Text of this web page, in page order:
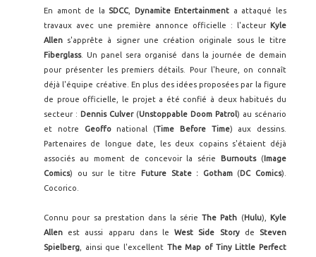
En amont de la SDCC Dynamite Entertainment a attaqué les
travaux avec une première annonce officielle : l'acteur Kyle
Allen s'apprête à signer une création originale sous le titre
Fiberglass. Un panel sera organisé dans la journée de demain
pour présenter les premiers détails. Pour l'heure, on connaît
déjà l'équipe créative. En plus des idées proposées par la figure
de proue officielle, le projet a été confié à deux habitués du
secteur : Dennis Culver(Unstoppable Doom Patrol) au scénario
et notre
Geoffonational (Time Before Time) aux dessins.
Partenaires de longue date, les deux copains s'étaient déjà
associés au moment de concevoir la série
Burnouts ( Image
Comics) ou sur le titre Future State : Gotham(DC Comics).
Cocorico.
Connu pour sa prestation dans la sérieThe Path (Hulu),
Kyle
Allen est aussi apparu dans leWest Side Storyde Steven
Spielberg , ainsi que l'excellent The Map of Tiny Little Perfect